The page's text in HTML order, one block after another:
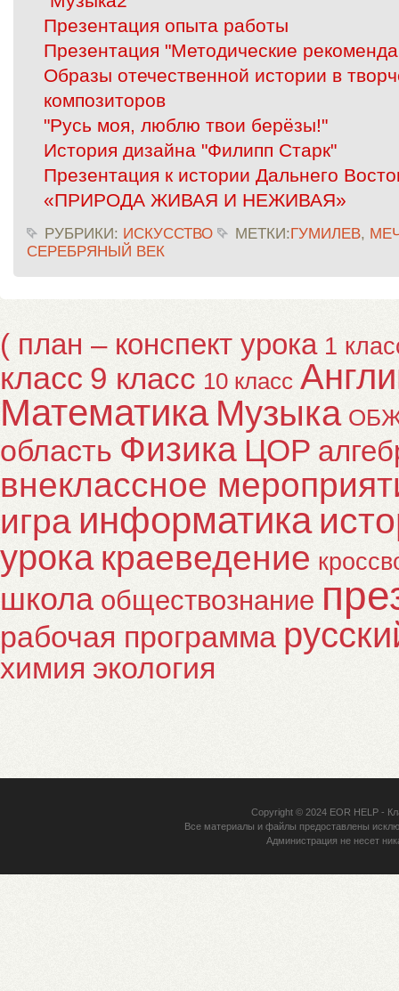
Презентация опыта работы
Презентация "Методические
Образы отечественной истории в
композиторов
"Русь моя, люблю твои берёзы!"
История дизайна "Филипп Старк"
Презентация к истории Дальнего
«ПРИРОДА ЖИВАЯ И НЕЖИВАЯ»
РУБРИКИ: ИСКУССТВО МЕТКИ:ГУМИЛЕВ,
СЕРЕБРЯНЫЙ ВЕК
( план – конспект урока 1
класс 9 класс 10 класс
Математика Музыка
область Физика ЦОР
внеклассное
игра информатика
урока краеведение
школа обществознание
рабочая программа
химия экология
Copyright © 2024 EOR HELP-
Все материалы и файлы предоставлены
Администрация не несет